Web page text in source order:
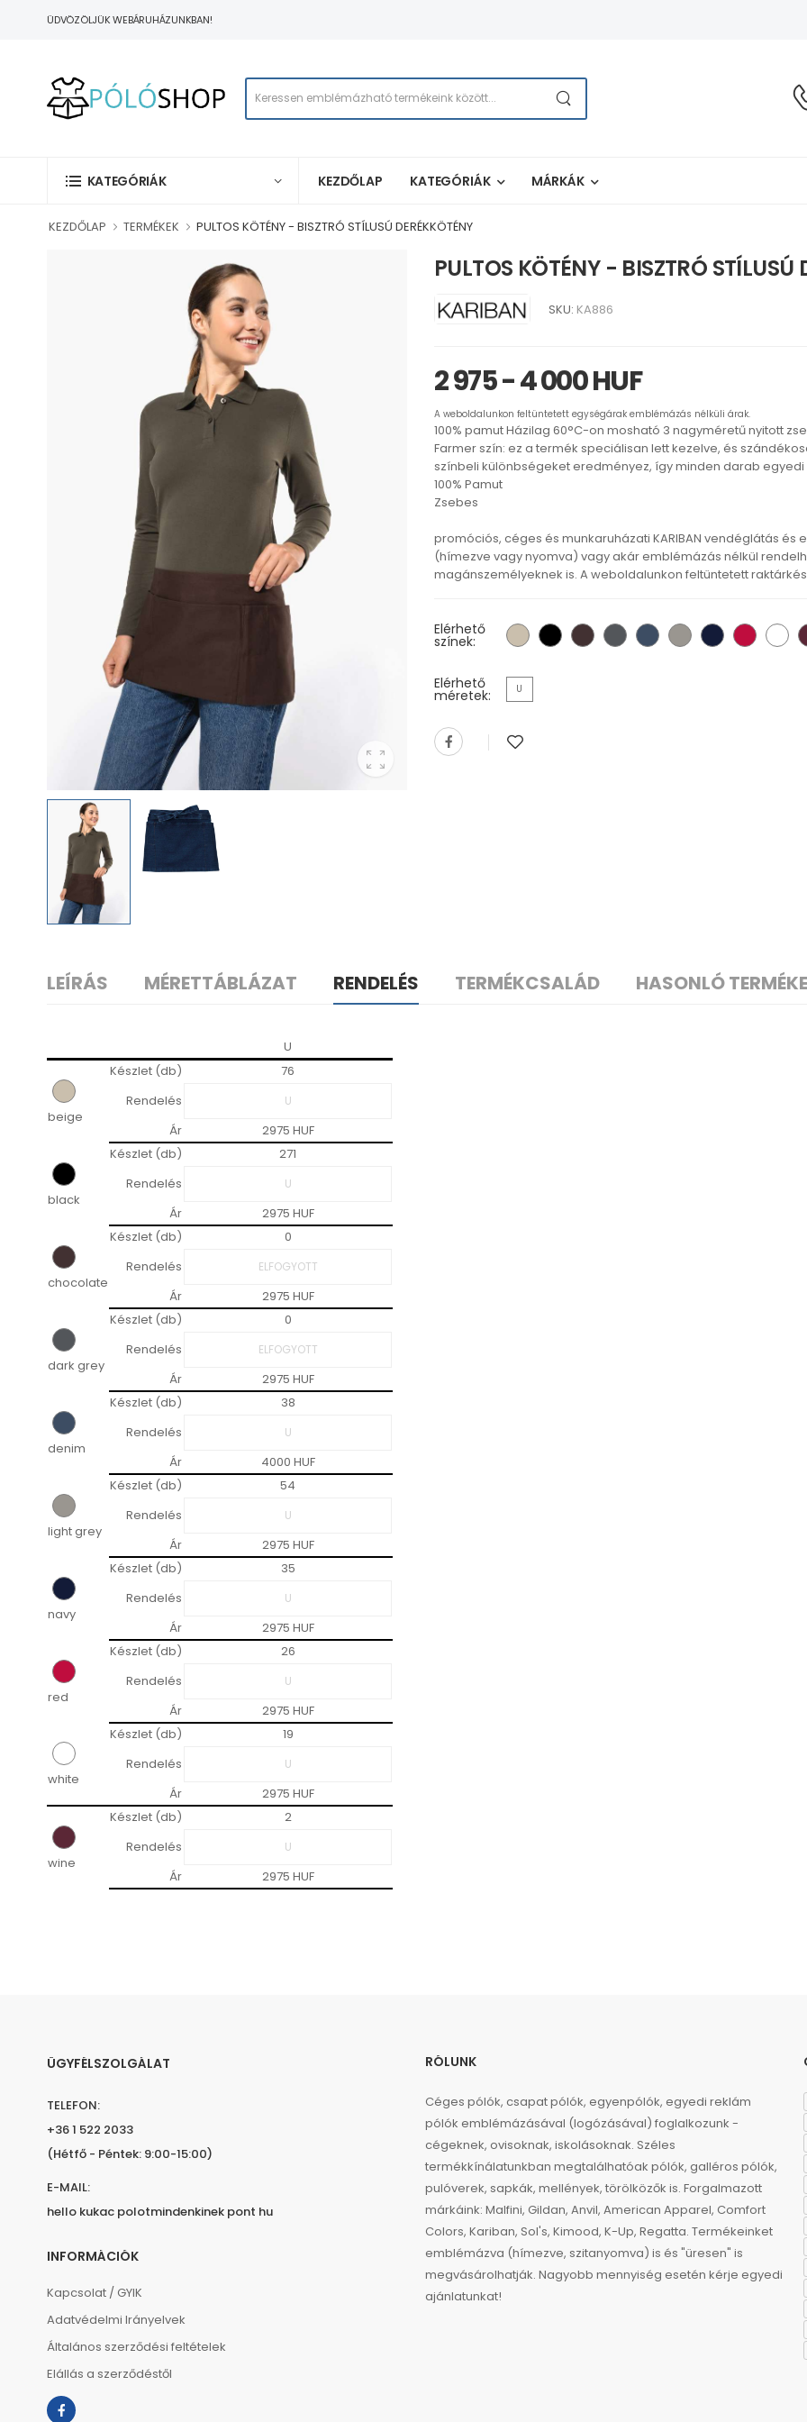
ÜDVÖZÖLJÜK WEBÁRUHÁZUNKBAN!
KATEGÓRIÁK KEZDŐLAP KATEGÓRIÁK MÁRKÁK
KEZDŐLAP TERMÉKEK PULTOS KÖTÉNY - BISZTRÓ STÍLUSÚ DERÉKKÖTÉNY
PULTOS KÖTÉNY - BISZTRÓ STÍLUSÚ
SKU: KA886
2 975 - 4 000 HUF
A weboldalunkon feltüntetett egységárak emblémázás nélküli árak.
100% pamut Házilag 60°C-on mosható 3 nagyméretű nyitott
Farmer szín: ez a termék speciálisan lett kezelve, és
színbeli különbségeket eredményez, így minden darab egyedi
100% Pamut
Zsebes
promóciós, céges és munkaruházati KARIBAN vendéglátás
(hímezve vagy nyomva) vagy akár emblémázás nélkül
magánszemélyeknek is. A weboldalunkon feltüntetett
Elérhető
színek:
Elérhető
méretek: U
LEÍRÁS MÉRETTÁBLÁZAT RENDELÉS TERMÉKCSALÁD HASONLÓ
U
beige
Készlet (db)
76
Rendelés
Ár
2975 HUF
black
Készlet (db)
271
Rendelés
Ár
2975 HUF
chocolate
Készlet (db)
0
Rendelés
Ár
2975 HUF
dark grey
Készlet (db)
0
Rendelés
Ár
2975 HUF
denim
Készlet (db)
38
Rendelés
Ár
4000 HUF
light grey
Készlet (db)
54
Rendelés
Ár
2975 HUF
navy
Készlet (db)
35
Rendelés
Ár
2975 HUF
red
Készlet (db)
26
Rendelés
Ár
2975 HUF
white
Készlet (db)
19
Rendelés
Ár
2975 HUF
wine
Készlet (db)
2
Rendelés
Ár
2975 HUF
ÜGYFÉLSZOLGÁLAT
TELEFON:
+36 1 522 2033
(Hétfő - Péntek: 9:00-15:00)
E-MAIL:
hello kukac polotmindenkinek pont hu
INFORMÁCIÓK
Kapcsolat / GYIK
Adatvédelmi Irányelvek
Általános szerződési feltételek
Elállás a szerződéstől
RÓLUNK
Céges pólók, csapat pólók, egyenpólók, egyedi reklám
pólók emblémázásával (logózásával) foglalkozunk -
cégeknek, ovisoknak, iskolásoknak. Széles
termékkínálatunkban megtalálhatóak pólók, galléros pólók,
pulóverek, sapkák, mellények, törölközők is. Forgalmazott
márkáink: Malfini, Gildan, Anvil, American Apparel, Comfort
Colors, Kariban, Sol's, Kimood, K-Up, Regatta. Termékeinket
emblémázva (hímezve, szitanyomva) is és "üresen" is
megvásárolhatják. Nagyobb mennyiség esetén kérje egyedi
ajánlatunkat!